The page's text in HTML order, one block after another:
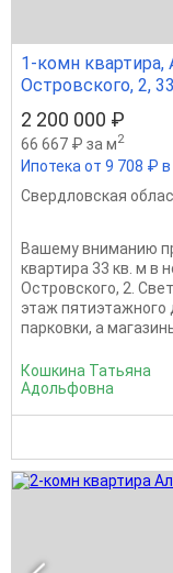
1-комн квартира,
Островского, 2,
2 200 000 ₽
66 667 ₽ за м2
Ипотека от 9 708 ₽
Свердловская
Вашему вниманию
квартира 33 кв. м в
Островского, 2.
этаж
парковки, а
Кошкина Татьяна
Адольфовна